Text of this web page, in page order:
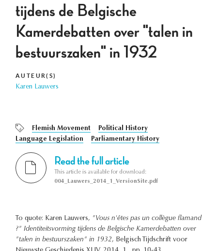
tijdens de Belgische
Kamerdebatten over "talen in
bestuurszaken" in 1932
AUTEUR(S)
Karen Lauwers
Flemish Movement
Political History
Language Legislation
Parliamentary History
Read the full article
This article is available for download:
004_Lauwers_2014_1_VersionSite.pdf
To quote: Karen Lauwers, "Vous n'êtes pas un collègue flamand
?" Identiteitsvorming tijdens de Belgische Kamerdebatten over
"talen in bestuurszaken" in 1932, Belgisch Tijdschrift voor